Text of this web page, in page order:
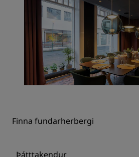
Finna fundarherbergi
Þátttakendur